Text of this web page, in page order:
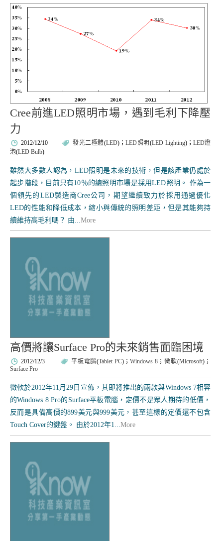
Cree前進LED照明市場，遇到毛利下降壓
力
2012/12/10 發光二極體(LED)；LED照明(LED Lighting)； LED燈
泡(LED Bulb)
雖然大多數人認為，LED照明是未來的技術，但是該產業仍處於
起步階段，目前只有10％的總照明市場是採用LED照明。 作為一
個領先的LED製造商Cree公司，期望繼續致力於採用通過優化
LED的性能和降低成本，縮小與傳統的照明差距，但是其能夠持
續維持高毛利嗎？ 由...More
高價將讓Surface Pro的未來銷售面臨困境
2012/12/3 平板電腦(Tablet PC)；Windows 8 ； 微軟(Microsoft)；
Surface Pro
微軟於2012年11月29日宣佈，其即將推出的兩款與Windows 7相容
的Windows 8 Pro的Surface平板電腦，定價不是眾人期待的低價，
反而是具備高價的899美元與999美元，甚至這樣的定價還不包含
Touch Cover的鍵盤。 由於2012年1...More